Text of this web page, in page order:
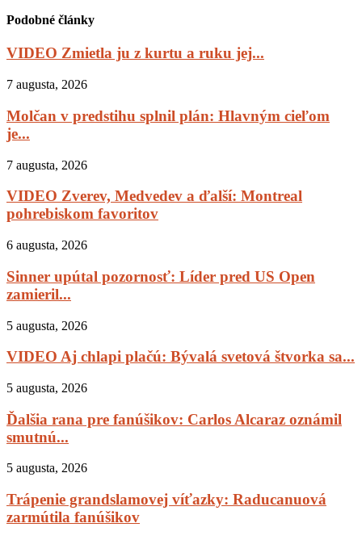
Podobné články
VIDEO Zmietla ju z kurtu a ruku jej...
7 augusta, 2026
Molčan v predstihu splnil plán: Hlavným cieľom
je...
7 augusta, 2026
VIDEO Zverev, Medvedev a ďalší: Montreal
pohrebiskom favoritov
6 augusta, 2026
Sinner upútal pozornosť: Líder pred US Open
zamieril...
5 augusta, 2026
VIDEO Aj chlapi plačú: Bývalá svetová štvorka sa...
5 augusta, 2026
Ďalšia rana pre fanúšikov: Carlos Alcaraz oznámil
smutnú...
5 augusta, 2026
Trápenie grandslamovej víťazky: Raducanuová
zarmútila fanúšikov